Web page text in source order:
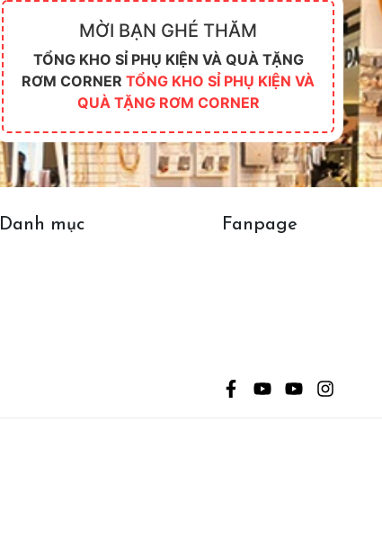
MỜI BẠN GHÉ THĂM
TỔNG KHO SỈ PHỤ KIỆN VÀ QUÀ TẶNG
RƠM CORNER TỔNG KHO SỈ PHỤ KIỆN VÀ
QUÀ TẶNG RƠM CORNER
Danh mục Fanpage